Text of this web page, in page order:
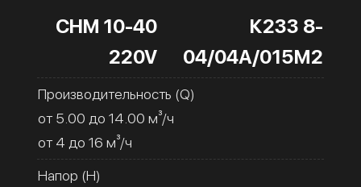
CHM 10-40
220V
К233 8-
04/04А/015М2
Производительность (Q)
от 5.00 до 14.00 м³/ч
от 4 до 16 м³/ч
Напор (H)